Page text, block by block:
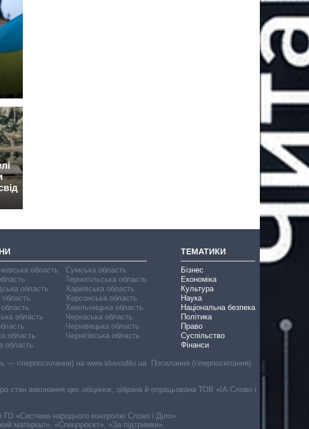
область
область
область
область
область
Сумська область
Тернопільська область
Харківська область
Херсонська область
Хмельницька область
Черкаська область
Чернівецька область
Чернігівська область
ТЕМАТИКИ
Бізнес
Економіка
Культура
Наука
Національна безпека
Політика
Право
Суспільство
Фінанси
— гіперпосилання) на www.slovoidilo.ua. Посилання (гіперпосилання)
стан виконання цих обіцянок, зібрана й опрацьована ТОВ «ІА Слово і
ГО «Система народного контролю Слово і Діло».
матеріал», «Спецпроєкт», «За підтримки».